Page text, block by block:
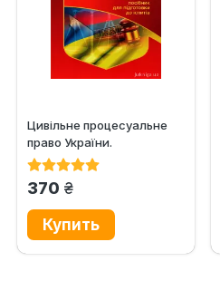
Цивільне процесуальне
право України.
Навчальний посібник для
370 грн.